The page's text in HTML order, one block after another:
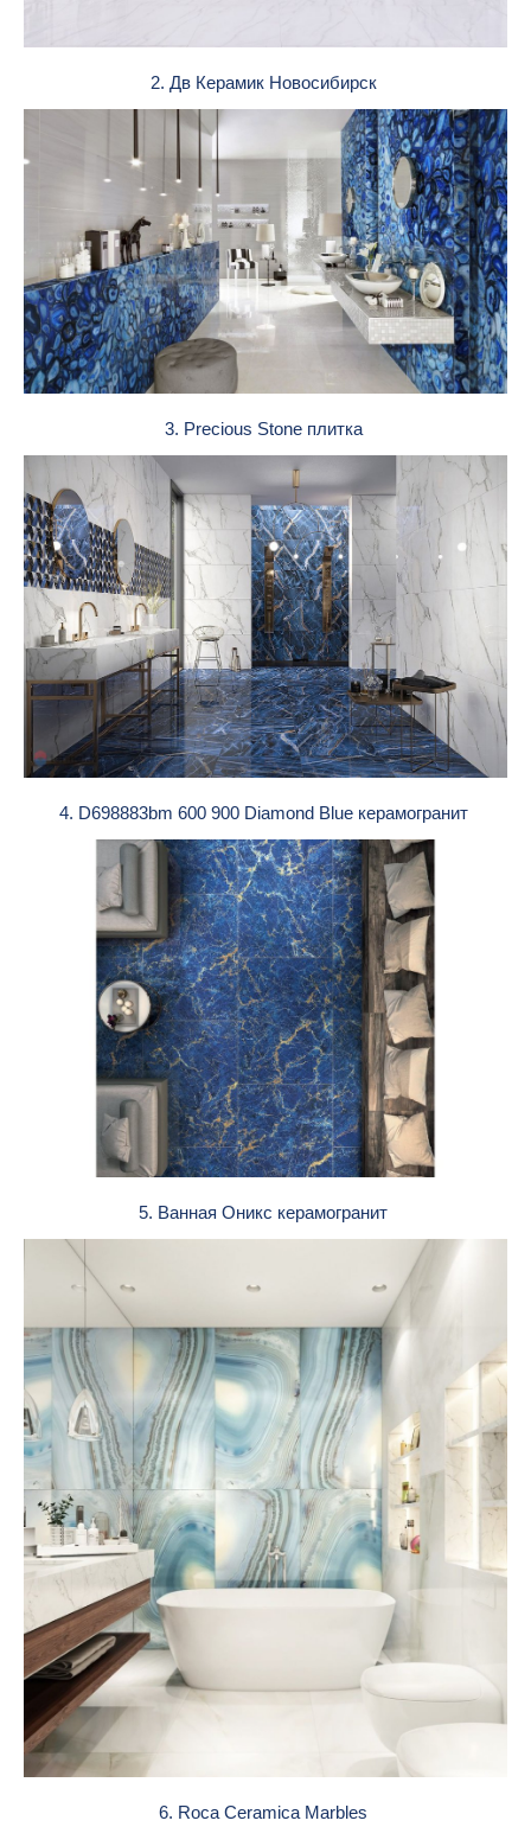
2. Дв Керамик Новосибирск
3. Precious Stone плитка
4. D698883bm 600 900 Diamond Blue керамогранит
5. Ванная Оникс керамогранит
6. Roca Ceramica Marbles